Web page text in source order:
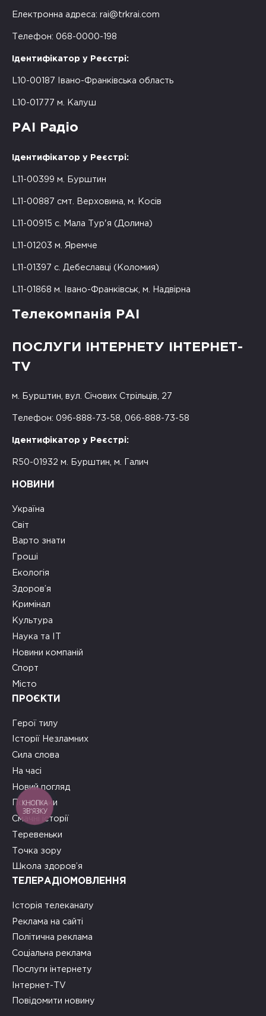
Електронна адреса: rai@trkrai.com
Телефон: 068-0000-198
Ідентифікатор у Реєстрі:
L10-00187 Івано-Франківська область
L10-01777 м. Калуш
РАІ Радіо
Ідентифікатор у Реєстрі:
L11-00399 м. Бурштин
L11-00887 смт. Верховина, м. Косів
L11-00915 с. Мала Тур'я (Долина)
L11-01203 м. Яремче
L11-01397 с. Дебеславці (Коломия)
L11-01868 м. Івано-Франківськ, м. Надвірна
Телекомпанія РАІ
ПОСЛУГИ ІНТЕРНЕТУ ІНТЕРНЕТ-
TV
м. Бурштин, вул. Січових Стрільців, 27
Телефон: 096-888-73-58, 066-888-73-58
Ідентифікатор у Реєстрі:
R50-01932 м. Бурштин, м. Галич
НОВИНИ
Україна
Світ
Варто знати
Гроші
Екологія
Здоров’я
Кримінал
Культура
Наука та ІТ
Новини компаній
Спорт
Місто
ПРОЄКТИ
Герої тилу
Історії Незламних
Сила слова
На часі
Новий погляд
Подружки
Смачні історії
Теревеньки
Точка зору
Школа здоров’я
ТЕЛЕРАДІОМОВЛЕННЯ
Історія телеканалу
Реклама на сайті
Політична реклама
Соціальна реклама
Послуги інтернету
Інтернет-TV
Повідомити новину
КНОПКА
ЗВ'ЯЗКУ